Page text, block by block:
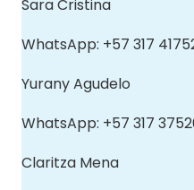
Sara Cristina
WhatsApp: +57 317
Yurany Agudelo
WhatsApp: +57 317
Claritza Mena